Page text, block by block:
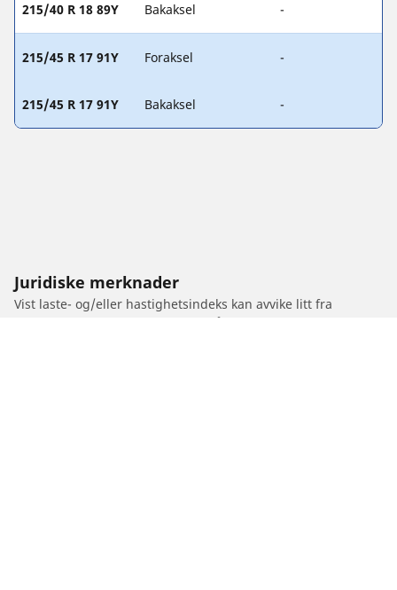
215/40 R 18 89Y Bakaksel -
215/45 R 17 91Y Foraksel -
215/45 R 17 91Y Bakaksel -
Juridiske merknader
Vist laste- og/eller hastighetsindeks kan avvike litt fra
originalstørrelsen som er angitt på kjøretøyets merking. Som